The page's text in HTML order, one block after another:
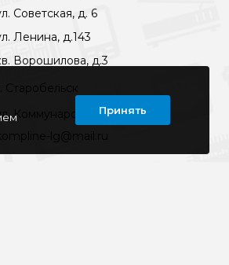
Советская, д. 6
Ленина, д.143
Ворошилова, д.3
Старобельск
Коммунаров 89а
lg@mail.ru
Принять